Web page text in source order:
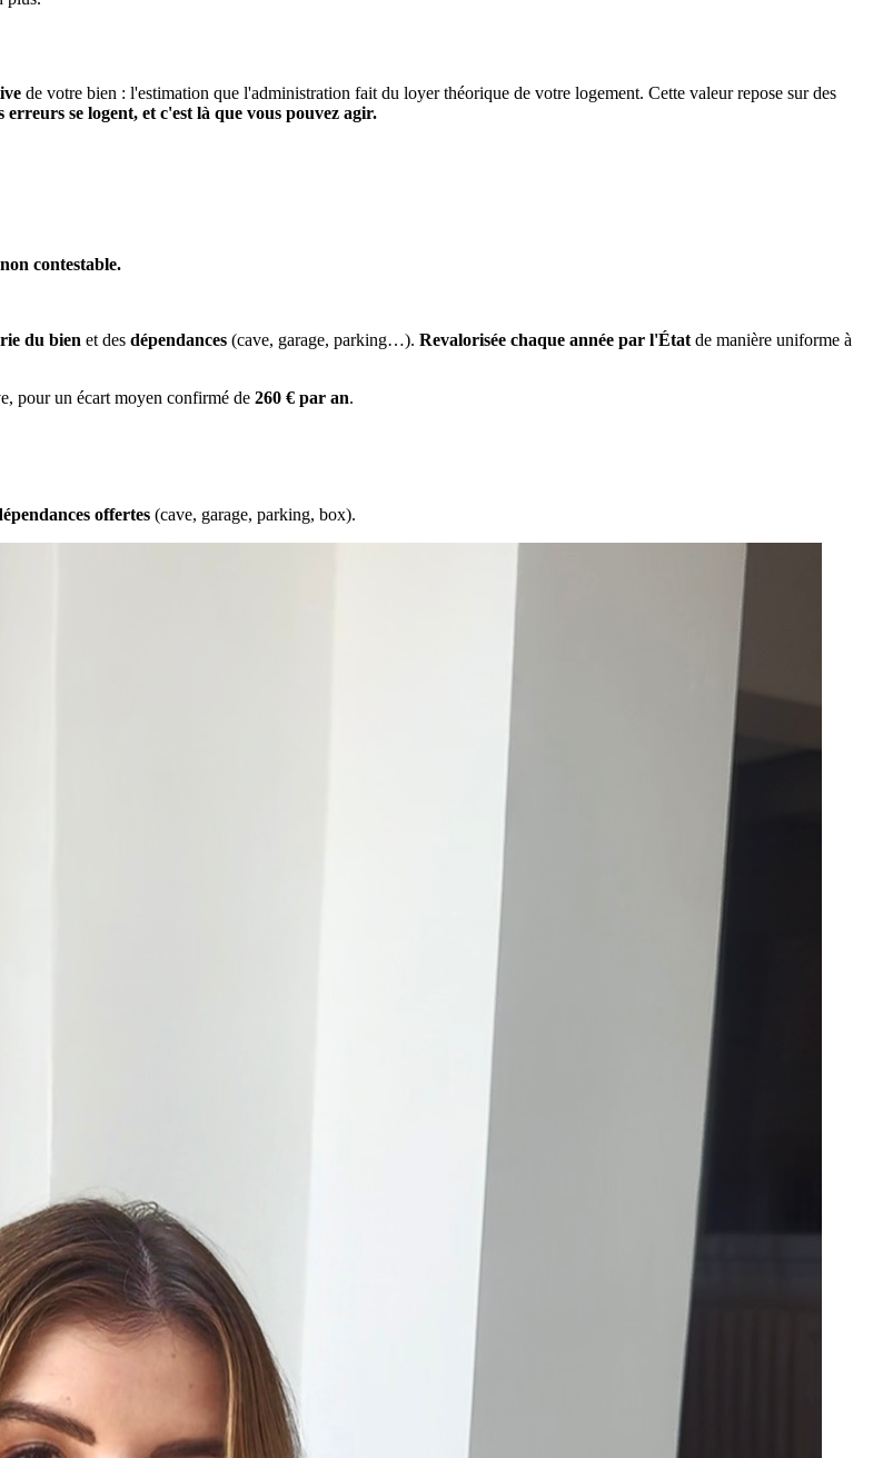
de votre bien : l'estimation que l'administration fait du loyer théorique de votre logement. Cette valeur repose sur des
erreurs se logent, et c'est là que vous pouvez agir.
contestable.
du bien et des dépendances (cave, garage, parking…). Revalorisée chaque année par l'État de manière uniforme à
pour un écart moyen confirmé de 260 € par an.
offertes (cave, garage, parking, box).